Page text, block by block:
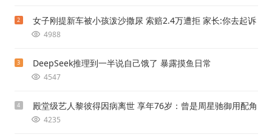
2 女子刚提新车被小孩泼沙撒尿 索赔2.4万遭拒 家长:你去起诉
4988
3 DeepSeek推理到一半说自己饿了 暴露摸鱼日常
4547
4 殿堂级艺人黎彼得因病离世 享年76岁：曾是周星驰御用配角
4235